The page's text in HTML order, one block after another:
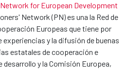
for European Development
Network (PN) es una la Red de
Europeas que tiene por
y la difusión de buenas
estatales de cooperación e
y la Comisión Europea,